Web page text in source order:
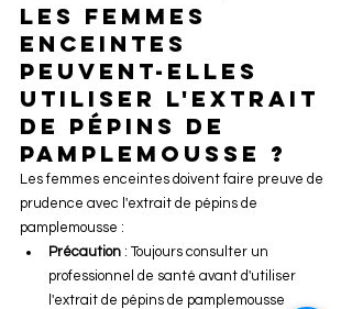
Les femmes
enceintes
peuvent-elles
utiliser l'extrait
de pépins de
pamplemousse ?
Les femmes enceintes doivent faire preuve de
prudence avec l'extrait de pépins de
pamplemousse :
Précaution : Toujours consulter un
professionnel de santé avant d'utiliser
l'extrait de pépins de pamplemousse